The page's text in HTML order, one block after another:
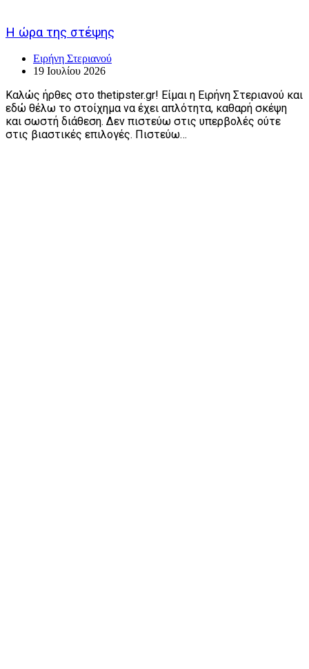
Η ώρα της στέψης
Ειρήνη Στεριανού
19 Ιουλίου 2026
Καλώς ήρθες στο thetipster.gr! Είμαι η Ειρήνη Στεριανού και
εδώ θέλω το στοίχημα να έχει απλότητα, καθαρή σκέψη
και σωστή διάθεση. Δεν πιστεύω στις υπερβολές ούτε
στις βιαστικές επιλογές. Πιστεύω…